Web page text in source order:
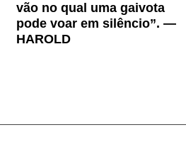
vão no qual uma gaivota
pode voar em silêncio”. —
HAROLD